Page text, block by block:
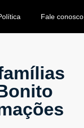
Fale conosco